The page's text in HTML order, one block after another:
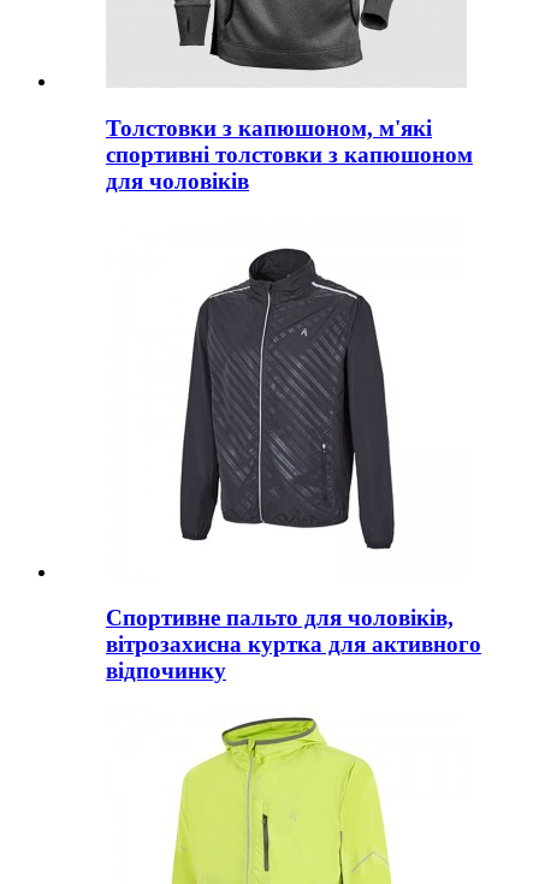
Толстовки з капюшоном, м'які
спортивні толстовки з капюшоном
для чоловіків
Спортивне пальто для чоловіків,
вітрозахисна куртка для активного
відпочинку